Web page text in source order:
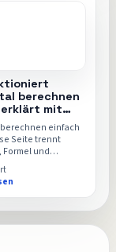
berechnen
mit
Formel undeinfach
Seite trennt
und
damit der
danach
sicherer nutzbar